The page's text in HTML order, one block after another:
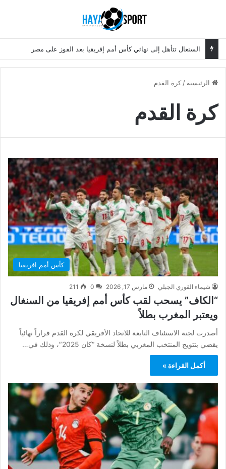
الرئيسية / كرة القدم
كرة القدم
كأس أمم افريقيا
شيماء القوري الجبلي مارس 17, 2026 0
211
“الكاف” يسحب لقب كأس أمم إفريقيا من السنغال
ويعتبر المغرب بطلاً
أصدرت لجنة الاستئناف التابعة للاتحاد الأفريقي لكرة القدم قراراً نهائياً
يقضي بتتويج المنتخب المغربي بطلاً لنسخة “كان 2025″، وذلك في…
أكمل القراءة »